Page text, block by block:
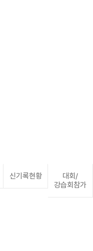
신기록현황
대회/
강습회참가